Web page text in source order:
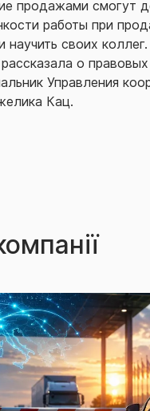
продажами смогут
работы при
научить своих
о
Управления
Кац.